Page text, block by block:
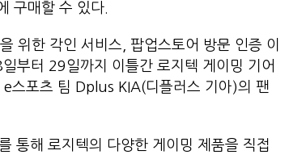
구매할 수 있다.
위한 각인 서비스, 팝업스토어 방문 인증 이
부터 29일까지 이틀간 로지텍 게이밍 기어
스포츠 팀 Dplus KIA(디플러스 기아)의 팬
통해 로지텍의 다양한 게이밍 제품을 직접